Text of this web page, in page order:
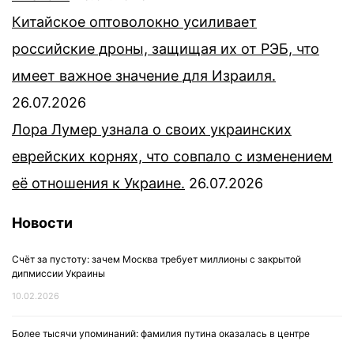
Китайское оптоволокно усиливает
российские дроны, защищая их от РЭБ, что
имеет важное значение для Израиля.
26.07.2026
Лора Лумер узнала о своих украинских
еврейских корнях, что совпало с изменением
её отношения к Украине. 26.07.2026
Новости
Счёт за пустоту: зачем Москва требует миллионы с закрытой
дипмиссии Украины
10.02.2026
Более тысячи упоминаний: фамилия путина оказалась в центре